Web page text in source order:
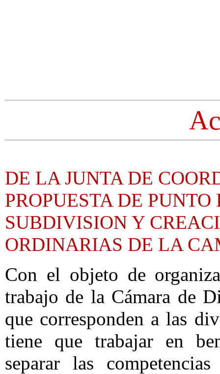
DE LA JUNTA DE
PROPUESTA DE
SUBDIVISION Y
ORDINARIAS DE LA
Con el objeto de
trabajo de la Cámara de
que corresponden a las
tiene que trabajar en
separar las